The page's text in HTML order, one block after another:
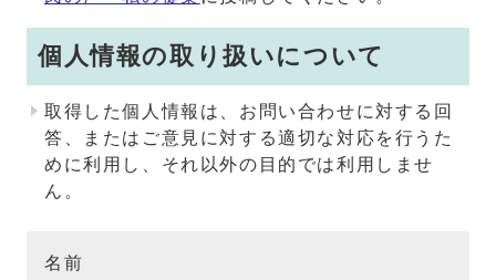
個人情報の取り扱いについて
取得した個人情報は、お問い合わせに対する回
答、またはご意見に対する適切な対応を行うた
めに利用し、それ以外の目的では利用しませ
ん。
名前